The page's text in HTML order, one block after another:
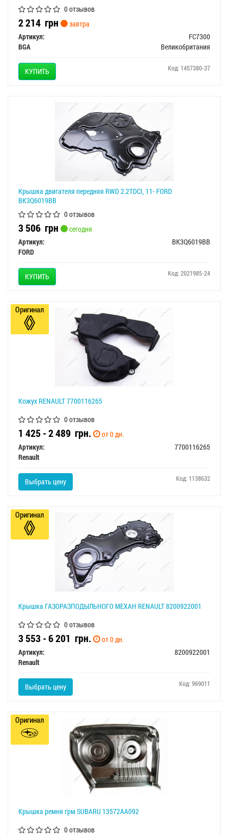
0 отзывов
2 214 грн
завтра
Артикул:
FC7300
BGA
Великобритания
КУПИТЬ Код: 1457380-37
Крышка двигателя передняя RWD 2.2TDCI, 11- FORD
BK3Q6019BB
0 отзывов
3 506 грн
сегодня
Артикул:
BK3Q6019BB
FORD
КУПИТЬ Код: 2021985-24
Кожух RENAULT 7700116265
0 отзывов
1 425 - 2 489 грн.
от 0 дн.
Артикул:
7700116265
Renault
Выбрать цену Код: 1138632
Оригинал
Крышка ГАЗОРАЗПОДЫЛЬНОГО МЕХАН RENAULT 8200922001
0 отзывов
3 553 - 6 201 грн.
от 0 дн.
Артикул:
8200922001
Renault
Выбрать цену Код: 969011
Оригинал
Крышка ремня грм SUBARU 13572AA092
0 отзывов
Оригинал